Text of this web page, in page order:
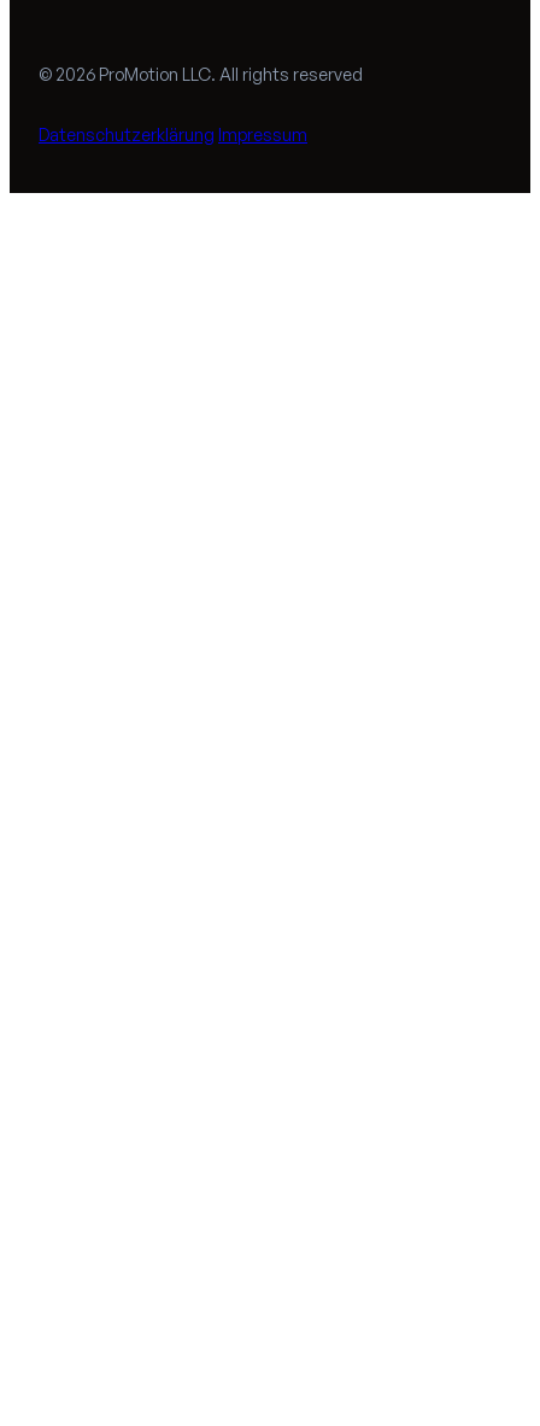
© 2026 ProMotion LLC. All rights reserved
Datenschutzerklärung Impressum